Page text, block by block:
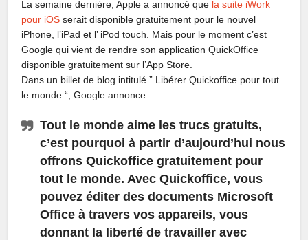
La semaine dernière, Apple a annoncé que la suite iWork
pour iOS serait disponible gratuitement pour le nouvel
iPhone, l’iPad et l’ iPod touch. Mais pour le moment c’est
Google qui vient de rendre son application QuickOffice
disponible gratuitement sur l’App Store.
Dans un billet de blog intitulé ” Libérer Quickoffice pour tout
le monde “, Google annonce :
Tout le monde aime les trucs gratuits,
c’est pourquoi à partir d’aujourd’hui nous
offrons Quickoffice gratuitement pour
tout le monde. Avec Quickoffice, vous
pouvez éditer des documents Microsoft
Office à travers vos appareils, vous
donnant la liberté de travailler avec